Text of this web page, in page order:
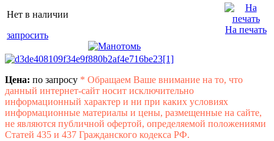
Нет в наличии
запросить
На печать
Цена: по запросу * Обращаем Ваше внимание на то, что
данный интернет-сайт носит исключительно
информационный характер и ни при каких условиях
информационные материалы и цены, размещенные на сайте,
не являются публичной офертой, определяемой положениями
Статей 435 и 437 Гражданского кодекса РФ.